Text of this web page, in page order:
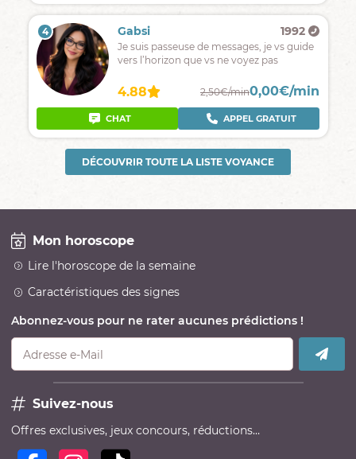
4 Gabsi 1992
Je suis passeuse de messages, je vs guide
vers l’horizon que vs ne voyez pas
4.88 2,50€/min0,00€/min
CHAT APPEL GRATUIT
DÉCOUVRIR TOUTE LA LISTE VOYANCE
Mon horoscope
Lire l'horoscope de la semaine
Caractéristiques des signes
Abonnez-vous pour ne rater aucunes prédictions !
Adresse e-Mail
Suivez-nous
Offres exclusives, jeux concours, réductions…